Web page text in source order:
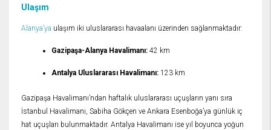
Ulaşım
Alanya’ya ulaşım iki uluslararası havaalanı üzerinden sağlanmaktadır:
Gazipaşa-Alanya Havalimanı: 42 km
Antalya Uluslararası Havalimanı: 123 km
Gazipaşa Havalimanı’ndan haftalık uluslararası uçuşların yanı sıra
İstanbul Havalimanı, Sabiha Gökçen ve Ankara Esenboğa’ya günlük iç
hat uçuşları bulunmaktadır. Antalya Havalimanı ise yıl boyunca yoğun